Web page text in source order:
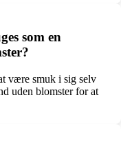
som en
være smuk i sig selv
uden blomster for at